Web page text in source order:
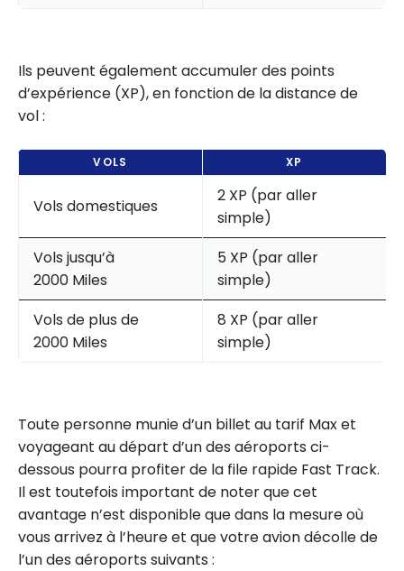
Ils peuvent également accumuler des points
d’expérience (XP), en fonction de la distance de
vol :
VOLS XP
Vols domestiques
2 XP (par aller
simple)
Vols jusqu’à
2000 Miles
5 XP (par aller
simple)
Vols de plus de
2000 Miles
8 XP (par aller
simple)
Toute personne munie d’un billet au tarif Max et
voyageant au départ d’un des aéroports ci-
dessous pourra profiter de la file rapide Fast Track.
Il est toutefois important de noter que cet
avantage n’est disponible que dans la mesure où
vous arrivez à l’heure et que votre avion décolle de
l’un des aéroports suivants :